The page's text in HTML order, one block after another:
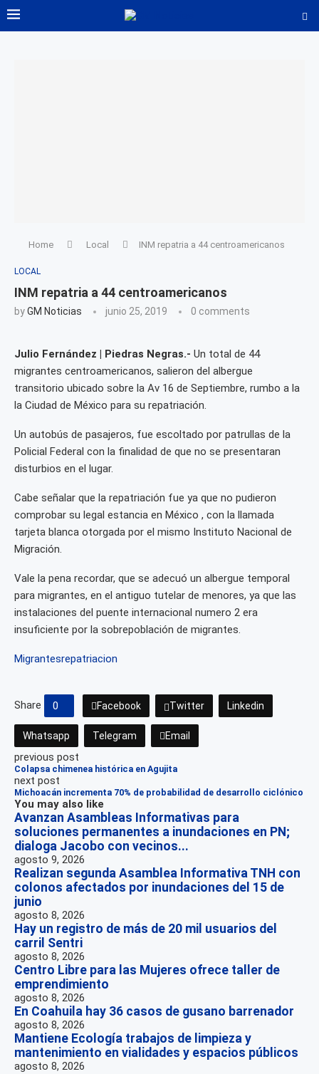
Home Local INM repatria a 44 centroamericanos
LOCAL
INM repatria a 44 centroamericanos
byGM Noticias junio 25, 2019 0 comments
Julio Fernández | Piedras Negras.- Un total de 44
migrantes centroamericanos, salieron del albergue
transitorio ubicado sobre la Av 16 de Septiembre, rumbo a la
la Ciudad de México para su repatriación.
Un autobús de pasajeros, fue escoltado por patrullas de la
Policial Federal con la finalidad de que no se presentaran
disturbios en el lugar.
Cabe señalar que la repatriación fue ya que no pudieron
comprobar su legal estancia en México , con la llamada
tarjeta blanca otorgada por el mismo Instituto Nacional de
Migración.
Vale la pena recordar, que se adecuó un albergue temporal
para migrantes, en el antiguo tutelar de menores, ya que las
instalaciones del puente internacional numero 2 era
insuficiente por la sobrepoblación de migrantes.
Migrantesrepatriacion
Share 0 Facebook Twitter Linkedin
Whatsapp Telegram Email
previous post
Colapsa chimenea histórica en Agujita
next post
Michoacán incrementa 70% de probabilidad de desarrollo ciclónico
You may also like
Avanzan Asambleas Informativas para
soluciones permanentes a inundaciones en PN;
dialoga Jacobo con vecinos...
agosto 9, 2026
Realizan segunda Asamblea Informativa TNH con
colonos afectados por inundaciones del 15 de
junio
agosto 8, 2026
Hay un registro de más de 20 mil usuarios del
carril Sentri
agosto 8, 2026
Centro Libre para las Mujeres ofrece taller de
emprendimiento
agosto 8, 2026
En Coahuila hay 36 casos de gusano barrenador
agosto 8, 2026
Mantiene Ecología trabajos de limpieza y
mantenimiento en vialidades y espacios públicos
agosto 8, 2026